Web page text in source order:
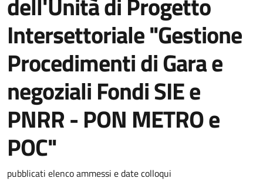
Intersettoriale "Gestione
Procedimenti di Gara e
negoziali Fondi SIE e
PNRR - PON METRO e
POC"
Dettagli della notizia
pubblicati elenco ammessi e date colloqui